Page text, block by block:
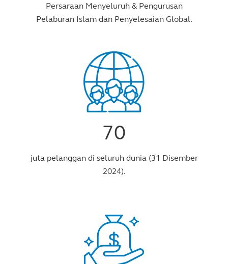
Persaraan Menyeluruh & Pengurusan
Pelaburan Islam dan Penyelesaian Global.
70
juta pelanggan di seluruh dunia (31 Disember
2024).